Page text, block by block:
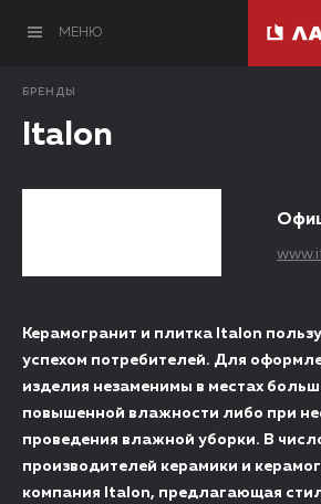
МЕНЮ
БРЕНДЫ
Italon
Керамогранит и плитка Italon
успехом потребителей. Для
изделия незаменимы в местах
повышенной влажности либо при
проведения влажной уборки. В
производителей керамики и
компания Italon, предлагающая